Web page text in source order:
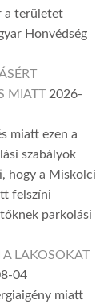
a területet
Honvédség
MIATT 2026-
miatt ezen a
szabályok
hogy a Miskolci
felszíni
parkolási
A LAKOSOKAT
04
miatt